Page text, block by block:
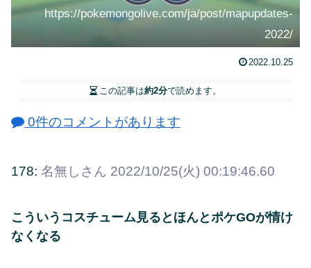
https://pokemongolive.com/ja/post/mapupdates-
2022/
2022.10.25
この記事は約2分で読めます。
0件のコメントがあります
178: 名無しさん 2022/10/25(火) 00:19:46.60
こういうコスチューム見るとほんとポケGOが情け
なくなる